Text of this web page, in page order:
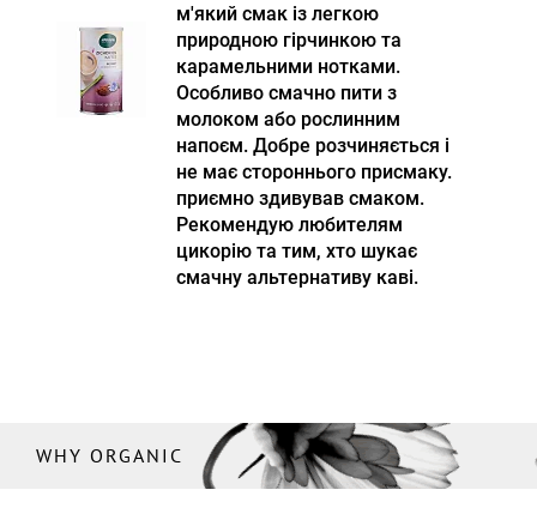
м'який смак із легкою
природною гірчинкою та
карамельними нотками.
Особливо смачно пити з
молоком або рослинним
напоєм. Добре розчиняється і
не має стороннього присмаку.
приємно здивував смаком.
Рекомендую любителям
цикорію та тим, хто шукає
смачну альтернативу каві.
WHY ORGANIC